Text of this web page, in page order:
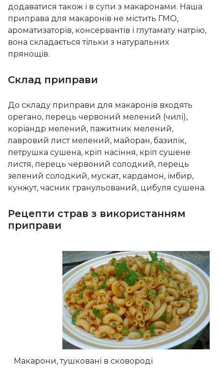
додаватися також і в супи з макаронами. Наша
приправа для макаронів не містить ГМО,
ароматизаторів, консервантів і глутамату натрію,
вона складається тільки з натуральних
прянощів.
Склад приправи
До складу приправи для макаронів входять
орегано, перець червоний мелений (чилі),
коріандр мелений, пажитник мелений,
лавровий лист мелений, майоран, базилік,
петрушка сушена, кріп насіння, кріп сушене
листя, перець червоний солодкий, перець
зелений солодкий, мускат, кардамон, імбир,
кунжут, часник гранульований, цибуля сушена.
Рецепти страв з використанням
приправи
Макарони, тушковані в сковороді